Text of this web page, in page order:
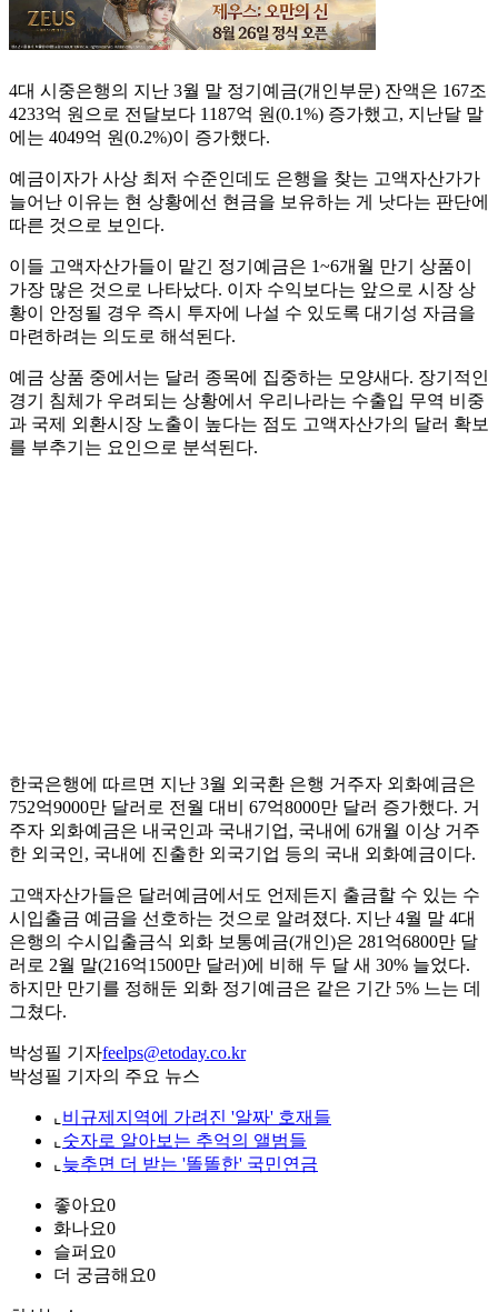
4대 시중은행의 지난 3월 말 정기예금(개인부문) 잔액은 167조
4233억 원으로 전달보다 1187억 원(0.1%) 증가했고, 지난달 말
에는 4049억 원(0.2%)이 증가했다.
예금이자가 사상 최저 수준인데도 은행을 찾는 고액자산가가
늘어난 이유는 현 상황에선 현금을 보유하는 게 낫다는 판단에
따른 것으로 보인다.
이들 고액자산가들이 맡긴 정기예금은 1~6개월 만기 상품이
가장 많은 것으로 나타났다. 이자 수익보다는 앞으로 시장 상
황이 안정될 경우 즉시 투자에 나설 수 있도록 대기성 자금을
마련하려는 의도로 해석된다.
예금 상품 중에서는 달러 종목에 집중하는 모양새다. 장기적인
경기 침체가 우려되는 상황에서 우리나라는 수출입 무역 비중
과 국제 외환시장 노출이 높다는 점도 고액자산가의 달러 확보
를 부추기는 요인으로 분석된다.
한국은행에 따르면 지난 3월 외국환 은행 거주자 외화예금은
752억9000만 달러로 전월 대비 67억8000만 달러 증가했다. 거
주자 외화예금은 내국인과 국내기업, 국내에 6개월 이상 거주
한 외국인, 국내에 진출한 외국기업 등의 국내 외화예금이다.
고액자산가들은 달러예금에서도 언제든지 출금할 수 있는 수
시입출금 예금을 선호하는 것으로 알려졌다. 지난 4월 말 4대
은행의 수시입출금식 외화 보통예금(개인)은 281억6800만 달
러로 2월 말(216억1500만 달러)에 비해 두 달 새 30% 늘었다.
하지만 만기를 정해둔 외화 정기예금은 같은 기간 5% 느는 데
그쳤다.
박성필 기자feelps@etoday.co.kr
박성필 기자의 주요 뉴스
⌞ 비규제지역에 가려진 '알짜' 호재들
⌞ 숫자로 알아보는 추억의 앨범들
⌞ 늦추면 더 받는 '똘똘한' 국민연금
좋아요0
화나요0
슬퍼요0
더 궁금해요0